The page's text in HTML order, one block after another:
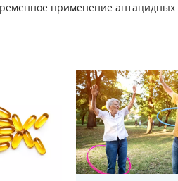
применение антацидных